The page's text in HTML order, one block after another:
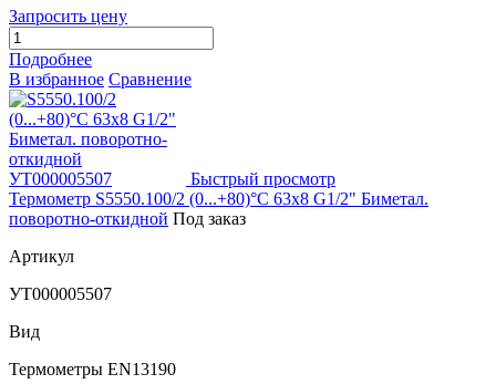
Запросить цену
Подробнее
В избранное Сравнение
Быстрый просмотр
Термометр S5550.100/2 (0...+80)°C 63х8 G1/2" Биметал.
поворотно-откидной Под заказ
Артикул
УТ000005507
Вид
Термометры EN13190